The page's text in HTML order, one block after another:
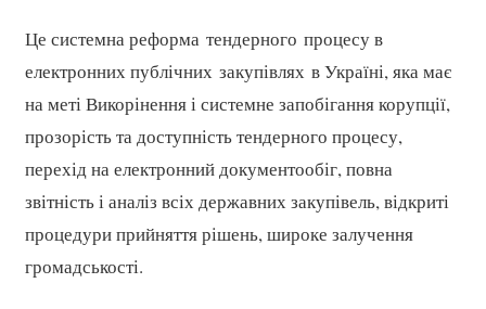
Це системна реформа тендерного процесу в
електронних публічних закупівлях в Україні, яка має
на меті Викорінення і системне запобігання корупції,
прозорість та доступність тендерного процесу,
перехід на електронний документообіг, повна
звітність і аналіз всіх державних закупівель, відкриті
процедури прийняття рішень, широке залучення
громадськості.